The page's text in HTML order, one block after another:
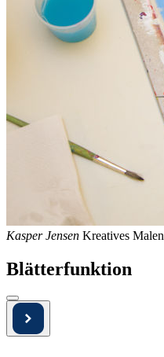
Kasper Jensen Kreatives Malen
Blätterfunktion